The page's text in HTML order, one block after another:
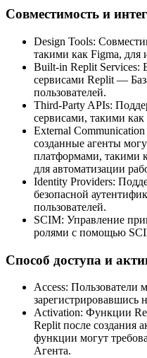
Совместимость и
Design Tools:
такими как Figma,
Built-in Replit Services:
сервисами Replit —
пользователей.
Third-Party APIs:
сервисами, такими
External
созданные агенты
платформами, такими
для автоматизации
Identity Providers:
безопасной
пользователей.
SCIM: Управление
ролями с помощью
Способ доступа и
Access: Пользователи
зарегистрировавшись
Activation: Функции
Replit после создания
функции могут
Агента.